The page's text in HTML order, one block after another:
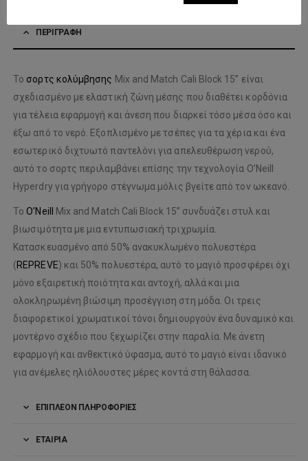
ΠΕΡΙΓΡΑΦΉ
Το σορτς κολύμβησης Mix and Match Cali Block 15” είναι
σχεδιασμένο με ελαστική ζώνη μέσης που διαθέτει κορδόνια
για τέλεια εφαρμογή και άνεση που διαρκεί τόσο μέσα όσο και
έξω από το νερό. Εξοπλισμένο με τσέπες για τα χέρια και ένα
εσωτερικό διχτυωτό παντελόνι για απελευθέρωση νερού,
αυτό το σορτς περιλαμβάνει επίσης την τεχνολογία O’Neill
Hyperdry για γρήγορο στέγνωμα μόλις βγείτε από τον ωκεανό.
ΤοO’Neill Mix and Match Cali Block 15” συνδυάζει στυλ και
βιωσιμότητα με μια εντυπωσιακή τριχρωμία.
Κατασκευασμένο από 50% ανακυκλωμένο πολυεστέρα
(REPREVE) και 50% πολυεστέρα, αυτό το μαγιό προσφέρει όχι
μόνο εξαιρετική ποιότητα και αντοχή, αλλά και μια
ολοκληρωμένη βιώσιμη προσέγγιση στη μόδα. Οι τρεις
διαφορετικοί χρωματικοί τόνοι δημιουργούν ένα δυναμικό και
μοντέρνο σχέδιο που ξεχωρίζει στην παραλία. Με άνετη
εφαρμογή και ανθεκτικό ύφασμα, αυτό το μαγιό είναι ιδανικό
για ανέμελες ηλιόλουστες μέρες κοντά στη θάλασσα.
ΕΠΙΠΛΈΟΝ ΠΛΗΡΟΦΟΡΊΕΣ
ΕΤΑΙΡΊΑ